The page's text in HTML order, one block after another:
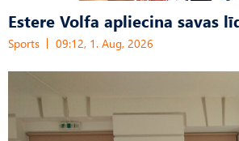
Estere Volfa apliecina savas
Sports 09:12, 1. Aug, 2026